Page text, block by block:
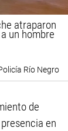
atraparon
un hombre
Río Negro
de
en